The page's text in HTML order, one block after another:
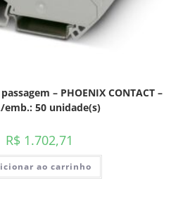
– PHOENIX CONTACT –
emb.: 50 unidade(s)
R$ 1.702,71
ao carrinho